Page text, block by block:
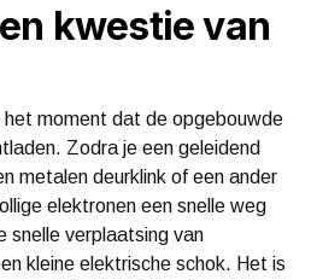
kwestie van
moment dat de opgebouwde
Zodra je een geleidend
metalen deurklink of een ander
elektronen een snelle weg
snelle verplaatsing van
kleine elektrische schok. Het is